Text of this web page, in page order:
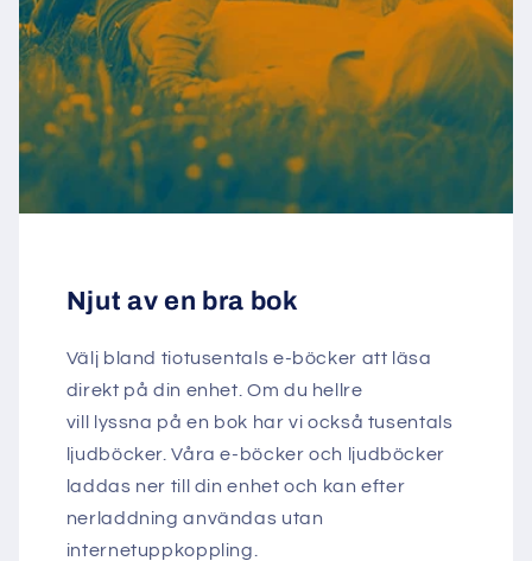
Njut av en bra bok
Välj bland tiotusentals e-böcker att läsa
direkt på din enhet. Om du hellre
vill lyssna på en bok har vi också tusentals
ljudböcker. Våra e-böcker och ljudböcker
laddas ner till din enhet och kan efter
nerladdning användas utan
internetuppkoppling.